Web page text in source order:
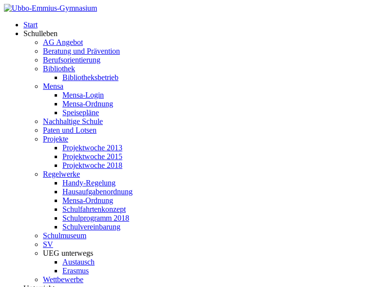
Start
Schulleben
AG Angebot
Beratung und Prävention
Berufsorientierung
Bibliothek
Bibliotheksbetrieb
Mensa
Mensa-Login
Mensa-Ordnung
Speisepläne
Nachhaltige Schule
Paten und Lotsen
Projekte
Projektwoche 2013
Projektwoche 2015
Projektwoche 2018
Regelwerke
Handy-Regelung
Hausaufgabenordnung
Mensa-Ordnung
Schulfahrtenkonzept
Schulprogramm 2018
Schulvereinbarung
Schulmuseum
SV
UEG unterwegs
Austausch
Erasmus
Wettbewerbe